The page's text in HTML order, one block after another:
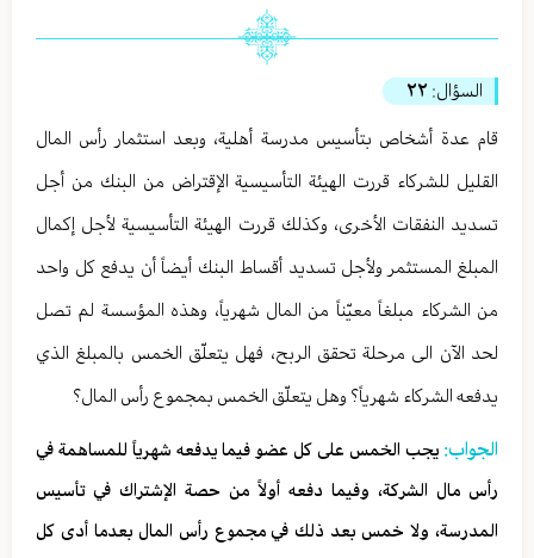
السؤال: ٢٢
قام عدة أشخاص بتأسيس مدرسة أهلية، وبعد استثمار رأس المال
القليل للشركاء قررت الهيئة التأسيسية الإقتراض من البنك من أجل
تسديد النفقات الأخرى، وكذلك قررت الهيئة التأسيسية لأجل إكمال
المبلغ المستثمر ولأجل تسديد أقساط البنك أيضاً أن يدفع كل واحد
من الشركاء مبلغاً معيّناً من المال شهرياً، وهذه المؤسسة لم تصل
لحد الآن الى مرحلة تحقق الربح، فهل يتعلّق الخمس بالمبلغ الذي
يدفعه الشركاء شهرياً؟ وهل يتعلّق الخمس بمجموع رأس المال؟
الجواب:يجب الخمس على كل عضو فيما يدفعه شهرياً للمساهمة في
رأس مال الشركة، وفيما دفعه أولاً من حصة الإشتراك في تأسيس
المدرسة، ولا خمس بعد ذلك في مجموع رأس المال بعدما أدى كل